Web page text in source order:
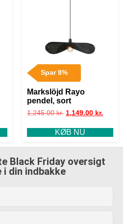
Spar 8%
Markslöjd Rayo
pendel, sort
1,245.00kr. 1,149.00 kr.
KØB NU
Black Friday oversigt
i din indbakke